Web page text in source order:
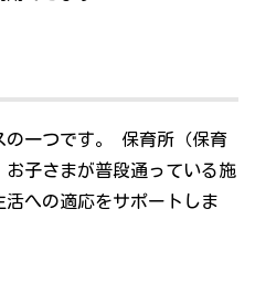
の一つです。 保育所（保育
お子さまが普段通っている施
への適応をサポートしま